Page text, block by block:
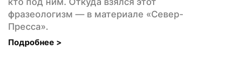
фразеологизм — в материале «Север-
Пресса».
Подробнее >